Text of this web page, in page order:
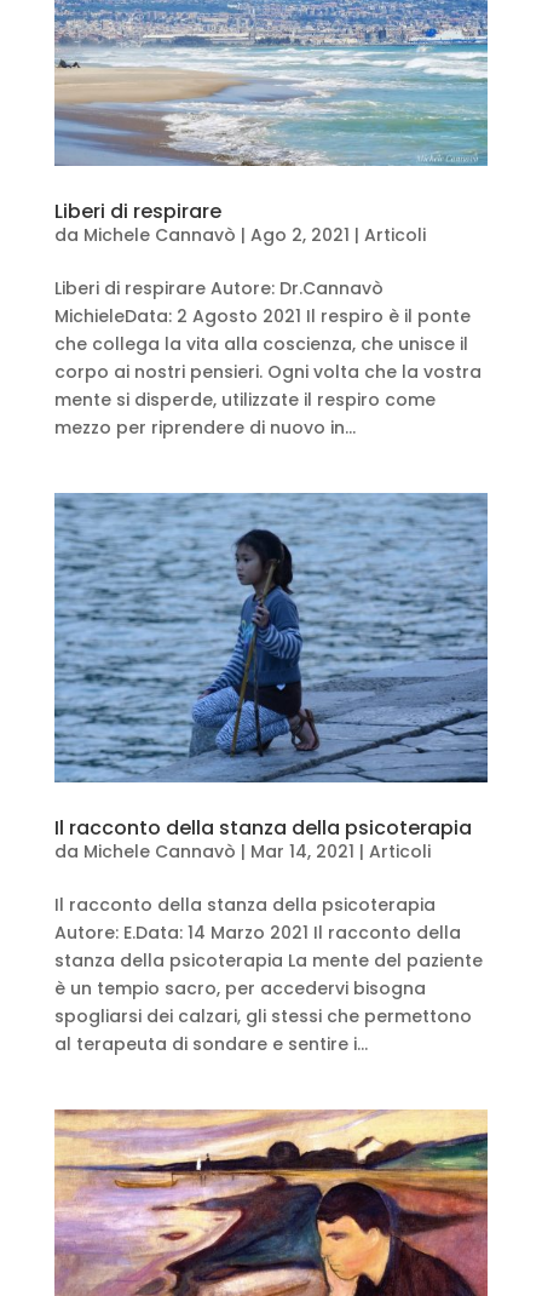
Liberi di respirare
da Michele Cannavò | Ago 2, 2021 | Articoli
Liberi di respirare Autore: Dr.Cannavò
MichieleData: 2 Agosto 2021 Il respiro è il ponte
che collega la vita alla coscienza, che unisce il
corpo ai nostri pensieri. Ogni volta che la vostra
mente si disperde, utilizzate il respiro come
mezzo per riprendere di nuovo in...
Il racconto della stanza della psicoterapia
da Michele Cannavò | Mar 14, 2021 | Articoli
Il racconto della stanza della psicoterapia
Autore: E.Data: 14 Marzo 2021 Il racconto della
stanza della psicoterapia La mente del paziente
è un tempio sacro, per accedervi bisogna
spogliarsi dei calzari, gli stessi che permettono
al terapeuta di sondare e sentire i...